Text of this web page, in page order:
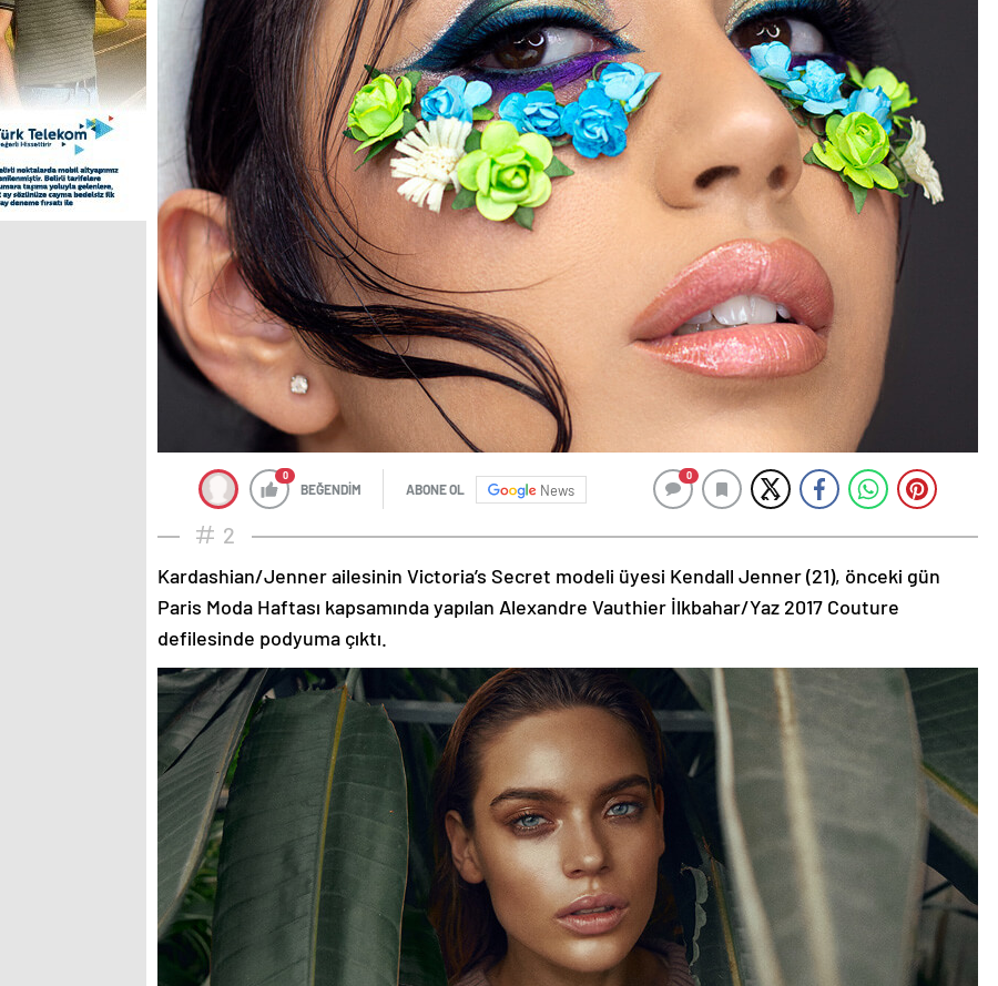
0
BEĞENDİM ABONE OL News
0
2
Kardashian/Jenner ailesinin Victoria’s Secret modeli üyesi Kendall Jenner (21), önceki gün
Paris Moda Haftası kapsamında yapılan Alexandre Vauthier İlkbahar/Yaz 2017 Couture
defilesinde podyuma çıktı.